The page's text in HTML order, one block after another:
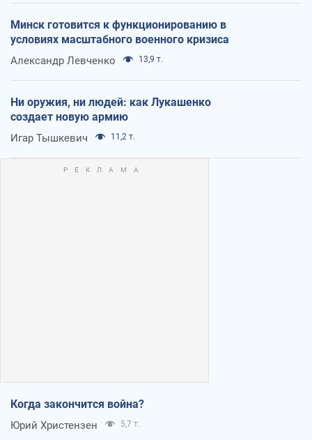
Минск готовится к функционированию в
условиях масштабного военного кризиса
Александр Левченко 13,9 т.
Ни оружия, ни людей: как Лукашенко
создает новую армию
Игар Тышкевич 11,2 т.
Когда закончится война?
Юрий Христензен 5,7 т.